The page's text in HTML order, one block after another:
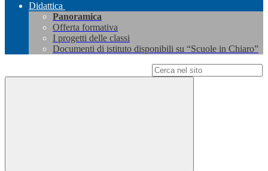
Didattica
Panoramica
Offerta formativa
I progetti delle classi
Documenti di istituto disponibili su “Scuole in Chiaro”